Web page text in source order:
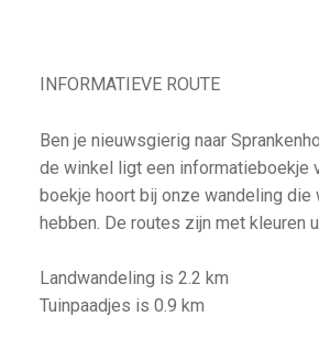
INFORMATIEVE ROUTE
Ben je nieuwsgierig naar
de winkel ligt een informatieboekje
boekje hoort bij onze wandeling
hebben. De routes zijn met kleuren
Landwandeling is 2.2 km
Tuinpaadjes is 0.9 km